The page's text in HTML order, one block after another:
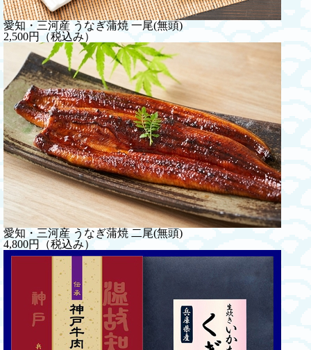
愛知・三河産 うなぎ蒲焼 一尾(無頭)
2,500円（税込み）
愛知・三河産 うなぎ蒲焼 二尾(無頭)
4,800円（税込み）